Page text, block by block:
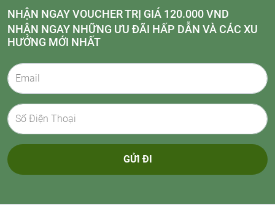
NHẬN NGAY VOUCHER TRỊ GIÁ 120.000 VND
NHẬN NGAY NHỮNG ƯU ĐÃI HẤP DẪN VÀ CÁC XU
HƯỚNG MỚI NHẤT
GỬI ĐI